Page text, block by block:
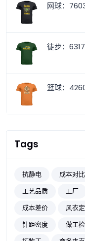
网球：
徒步：
篮球：
Tags
抗静电 成本对比
工艺品质
工厂
成本差价
风衣
针距密度
做工